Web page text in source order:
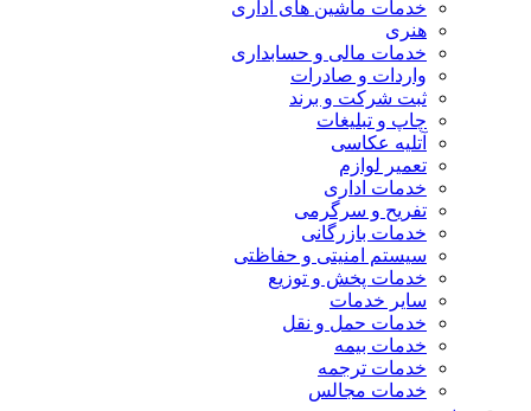
خدمات ماشین های اداری
هنری
خدمات مالی و حسابداری
واردات و صادرات
ثبت شرکت و برند
چاپ و تبلیغات
آتلیه عکاسی
تعمیر لوازم
خدمات اداری
تفریح و سرگرمی
خدمات بازرگانی
سیستم امنیتی و حفاظتی
خدمات پخش و توزیع
سایر خدمات
خدمات حمل و نقل
خدمات بیمه
خدمات ترجمه
خدمات مجالس